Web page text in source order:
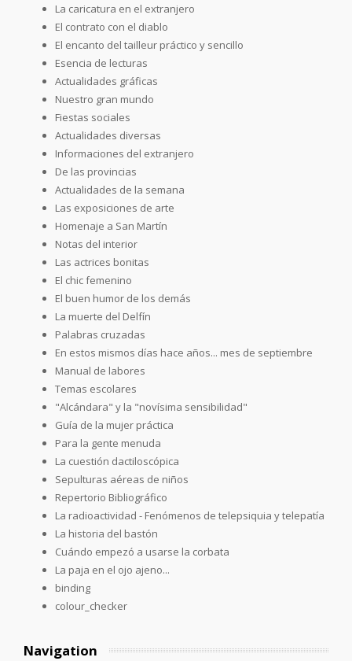
La caricatura en el extranjero
El contrato con el diablo
El encanto del tailleur práctico y sencillo
Esencia de lecturas
Actualidades gráficas
Nuestro gran mundo
Fiestas sociales
Actualidades diversas
Informaciones del extranjero
De las provincias
Actualidades de la semana
Las exposiciones de arte
Homenaje a San Martín
Notas del interior
Las actrices bonitas
El chic femenino
El buen humor de los demás
La muerte del Delfín
Palabras cruzadas
En estos mismos días hace años... mes de septiembre
Manual de labores
Temas escolares
"Alcándara" y la "novísima sensibilidad"
Guía de la mujer práctica
Para la gente menuda
La cuestión dactiloscópica
Sepulturas aéreas de niños
Repertorio Bibliográfico
La radioactividad - Fenómenos de telepsiquia y telepatía
La historia del bastón
Cuándo empezó a usarse la corbata
La paja en el ojo ajeno...
binding
colour_checker
Navigation